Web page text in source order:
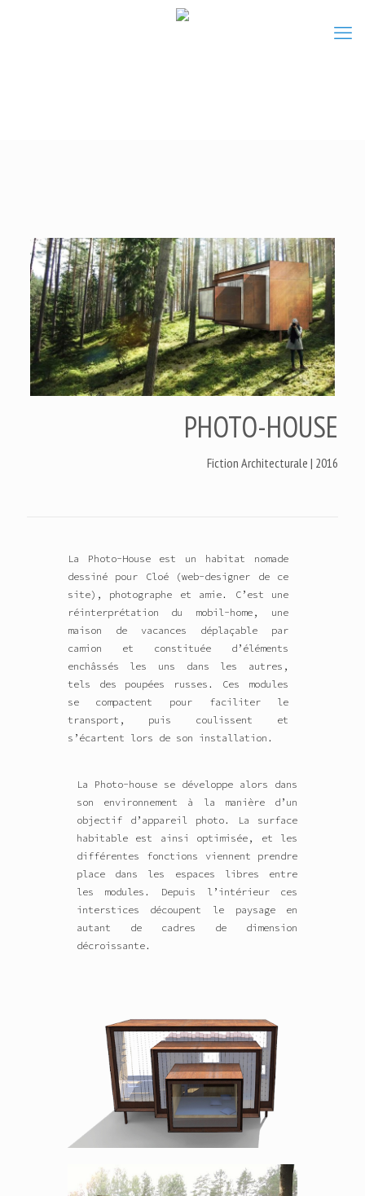
PHOTO-HOUSE
Fiction Architecturale | 2016
La Photo-House est un habitat nomade
dessiné pour Cloé (web-designer de ce
site), photographe et amie. C’est une
réinterprétation du mobil-home, une
maison de vacances déplaçable par
camion et constituée d’éléments
enchâssés les uns dans les autres,
tels des poupées russes. Ces modules
se compactent pour faciliter le
transport, puis coulissent et
s’écartent lors de son installation.
La Photo-house se développe alors dans
son environnement à la manière d’un
objectif d’appareil photo. La surface
habitable est ainsi optimisée, et les
différentes fonctions viennent prendre
place dans les espaces libres entre
les modules. Depuis l’intérieur ces
interstices découpent le paysage en
autant de cadres de dimension
décroissante.